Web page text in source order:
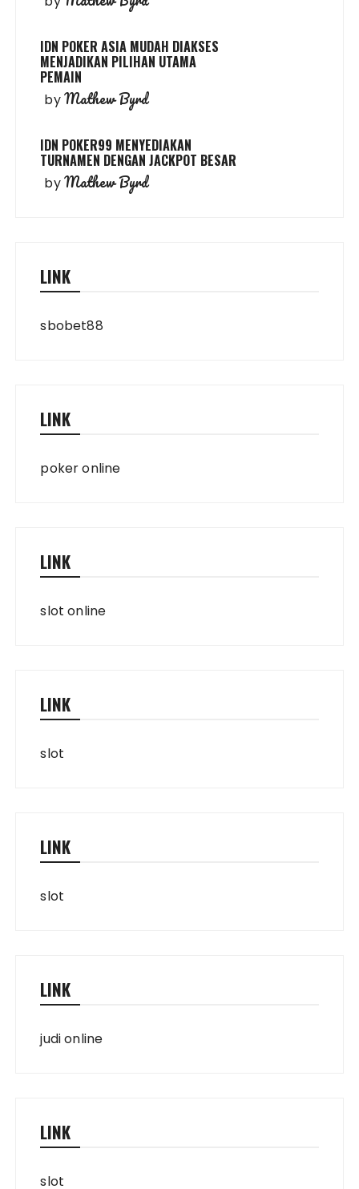
IDN POKER ASIA MUDAH DIAKSES
MENJADIKAN PILIHAN UTAMA
PEMAIN
byMathew Byrd
IDN POKER99 MENYEDIAKAN
TURNAMEN DENGAN JACKPOT BESAR
byMathew Byrd
LINK
sbobet88
LINK
poker online
LINK
slot online
LINK
slot
LINK
slot
LINK
judi online
LINK
slot